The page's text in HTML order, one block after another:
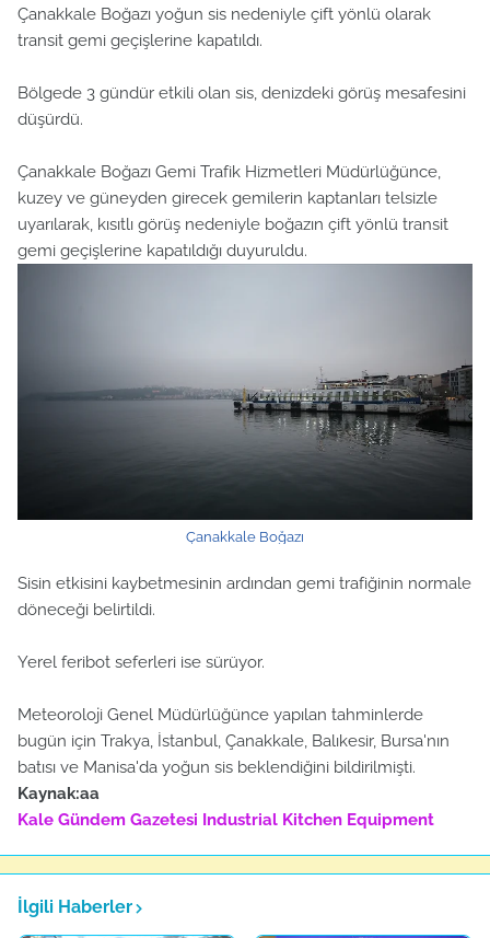
Çanakkale Boğazı yoğun sis nedeniyle çift yönlü olarak
transit gemi geçişlerine kapatıldı.
Bölgede 3 gündür etkili olan sis, denizdeki görüş mesafesini
düşürdü.
Çanakkale Boğazı Gemi Trafik Hizmetleri Müdürlüğünce,
kuzey ve güneyden girecek gemilerin kaptanları telsizle
uyarılarak, kısıtlı görüş nedeniyle boğazın çift yönlü transit
gemi geçişlerine kapatıldığı duyuruldu.
Çanakkale Boğazı
Sisin etkisini kaybetmesinin ardından gemi trafiğinin normale
döneceği belirtildi.
Yerel feribot seferleri ise sürüyor.
Meteoroloji Genel Müdürlüğünce yapılan tahminlerde
bugün için Trakya, İstanbul, Çanakkale, Balıkesir, Bursa'nın
batısı ve Manisa'da yoğun sis beklendiğini bildirilmişti.
Kaynak:aa
Kale Gündem Gazetesi Industrial Kitchen Equipment
İlgili Haberler